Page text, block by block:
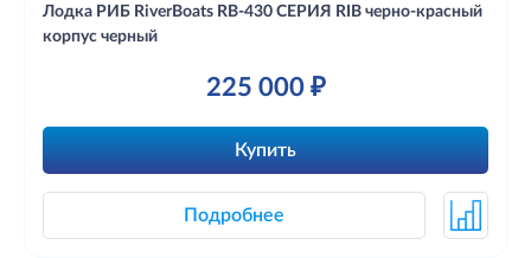
Лодка РИБ RiverBoats RB-430 СЕРИЯ RIB черно-красный
корпус черный
225 000 ₽
Купить
Подробнее